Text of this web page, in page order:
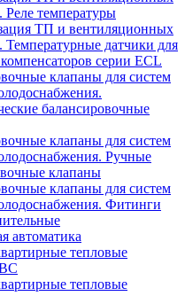
Реле температуры
ТП и вентиляционных
Температурные датчики для
серии ECL
клапаны для систем
балансировочные
клапаны для систем
Ручные
клапаны
клапаны для систем
Фитинги
автоматика
тепловые
тепловые